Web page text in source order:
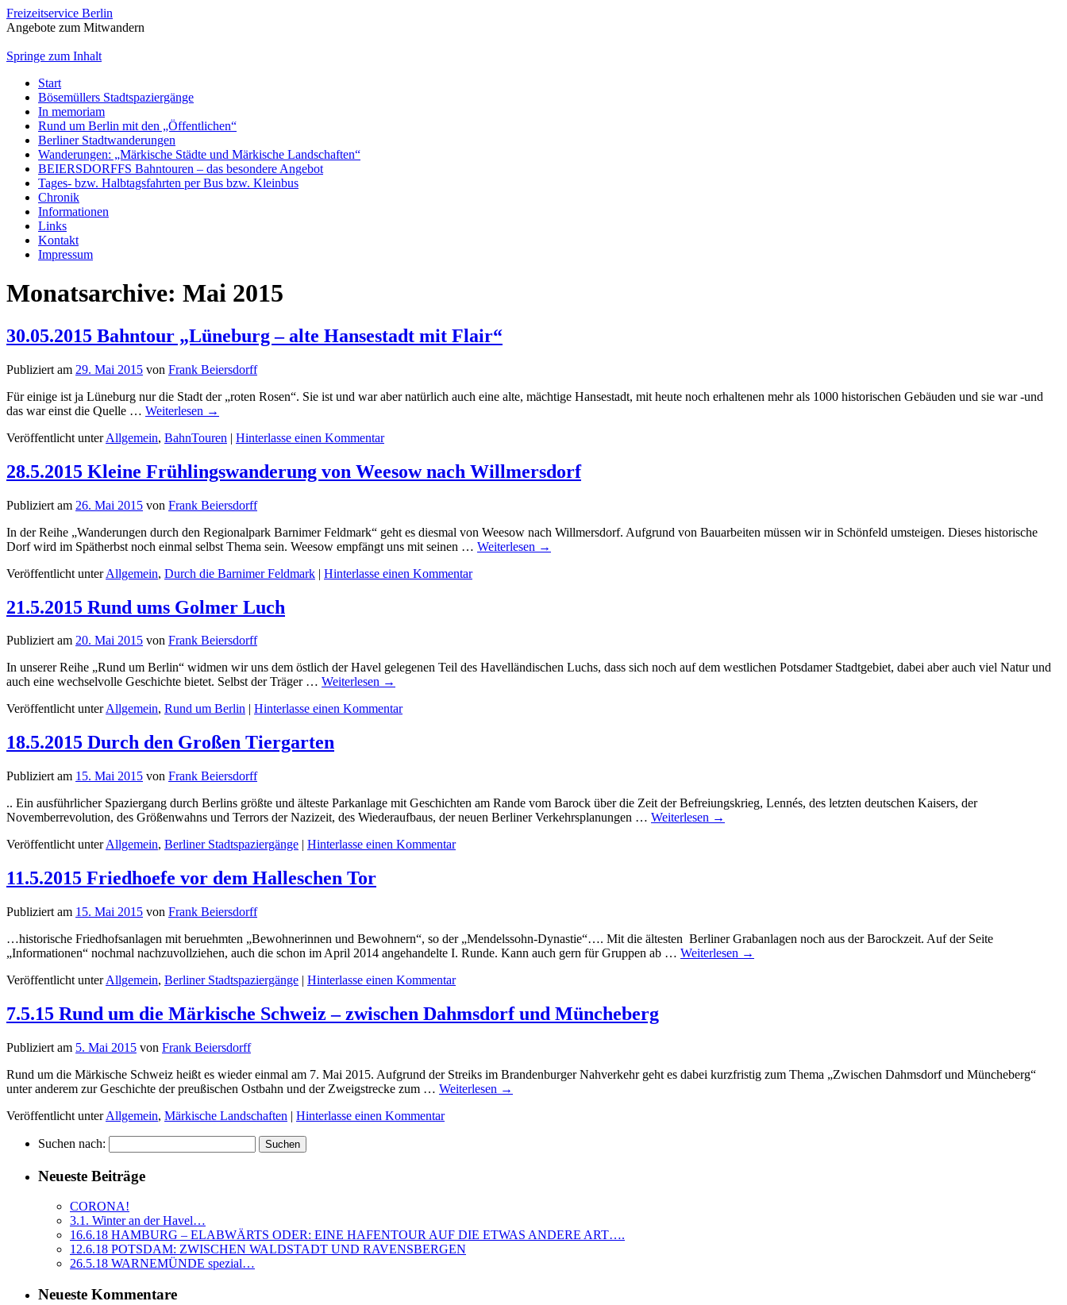
Freizeitservice Berlin
Angebote zum Mitwandern
Springe zum Inhalt
Start
Bösemüllers Stadtspaziergänge
In memoriam
Rund um Berlin mit den „Öffentlichen“
Berliner Stadtwanderungen
Wanderungen: „Märkische Städte und Märkische Landschaften“
BEIERSDORFFS Bahntouren – das besondere Angebot
Tages- bzw. Halbtagsfahrten per Bus bzw. Kleinbus
Chronik
Informationen
Links
Kontakt
Impressum
Monatsarchive: Mai 2015
30.05.2015 Bahntour „Lüneburg – alte Hansestadt mit Flair“
Publiziert am 29. Mai 2015 von Frank Beiersdorff
Für einige ist ja Lüneburg nur die Stadt der „roten Rosen“. Sie ist und war aber natürlich auch eine alte, mächtige Hansestadt, mit heute noch erhaltenen mehr als 1000 historischen Gebäuden und sie war -und
das war einst die Quelle … Weiterlesen →
Veröffentlicht unter Allgemein, BahnTouren | Hinterlasse einen Kommentar
28.5.2015 Kleine Frühlingswanderung von Weesow nach Willmersdorf
Publiziert am 26. Mai 2015 von Frank Beiersdorff
In der Reihe „Wanderungen durch den Regionalpark Barnimer Feldmark“ geht es diesmal von Weesow nach Willmersdorf. Aufgrund von Bauarbeiten müssen wir in Schönfeld umsteigen. Dieses historische
Dorf wird im Spätherbst noch einmal selbst Thema sein. Weesow empfängt uns mit seinen … Weiterlesen →
Veröffentlicht unter Allgemein, Durch die Barnimer Feldmark | Hinterlasse einen Kommentar
21.5.2015 Rund ums Golmer Luch
Publiziert am 20. Mai 2015 von Frank Beiersdorff
In unserer Reihe „Rund um Berlin“ widmen wir uns dem östlich der Havel gelegenen Teil des Havelländischen Luchs, dass sich noch auf dem westlichen Potsdamer Stadtgebiet, dabei aber auch viel Natur und
auch eine wechselvolle Geschichte bietet. Selbst der Träger … Weiterlesen →
Veröffentlicht unterAllgemein, Rund um Berlin | Hinterlasse einen Kommentar
18.5.2015 Durch den Großen Tiergarten
Publiziert am 15. Mai 2015 von Frank Beiersdorff
.. Ein ausführlicher Spaziergang durch Berlins größte und älteste Parkanlage mit Geschichten am Rande vom Barock über die Zeit der Befreiungskrieg, Lennés, des letzten deutschen Kaisers, der
Novemberrevolution, des Größenwahns und Terrors der Nazizeit, des Wiederaufbaus, der neuen Berliner Verkehrsplanungen … Weiterlesen →
Veröffentlicht unter Allgemein, Berliner Stadtspaziergänge | Hinterlasse einen Kommentar
11.5.2015 Friedhoefe vor dem Halleschen Tor
Publiziert am 15. Mai 2015 von Frank Beiersdorff
…historische Friedhofsanlagen mit beruehmten „Bewohnerinnen und Bewohnern“, so der „Mendelssohn-Dynastie“…. Mit die ältesten Berliner Grabanlagen noch aus der Barockzeit. Auf der Seite
„Informationen“ nochmal nachzuvollziehen, auch die schon im April 2014 angehandelte I. Runde. Kann auch gern für Gruppen ab … Weiterlesen →
Veröffentlicht unter Allgemein, Berliner Stadtspaziergänge | Hinterlasse einen Kommentar
7.5.15 Rund um die Märkische Schweiz – zwischen Dahmsdorf und Müncheberg
Publiziert am 5. Mai 2015 von Frank Beiersdorff
Rund um die Märkische Schweiz heißt es wieder einmal am 7. Mai 2015. Aufgrund der Streiks im Brandenburger Nahverkehr geht es dabei kurzfristig zum Thema „Zwischen Dahmsdorf und Müncheberg“
unter anderem zur Geschichte der preußischen Ostbahn und der Zweigstrecke zum … Weiterlesen →
Veröffentlicht unter Allgemein, Märkische Landschaften | Hinterlasse einen Kommentar
Suchen nach:
Neueste Beiträge
CORONA!
3.1. Winter an der Havel…
16.6.18 HAMBURG – ELABWÄRTS ODER: EINE HAFENTOUR AUF DIE ETWAS ANDERE ART….
12.6.18 POTSDAM: ZWISCHEN WALDSTADT UND RAVENSBERGEN
26.5.18 WARNEMÜNDE spezial…
Neueste Kommentare